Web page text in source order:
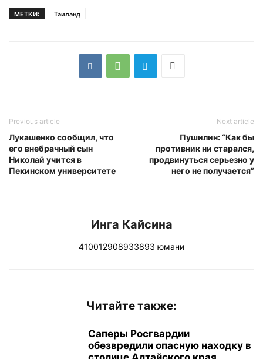
МЕТКИ: Таиланд
Previous article
Лукашенко сообщил, что
его внебрачный сын
Николай учится в
Пекинском университете
Next article
Пушилин: “Как бы
противник ни старался,
продвинуться серьезно у
него не получается”
Инга Кайсина
410012908933893 юмани
Читайте также:
Саперы Росгвардии
обезвредили опасную находку в